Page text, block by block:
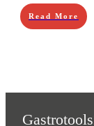
Read More